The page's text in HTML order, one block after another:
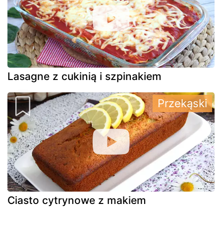
Lasagne z cukinią i szpinakiem
Ciasto cytrynowe z makiem
Przekąski